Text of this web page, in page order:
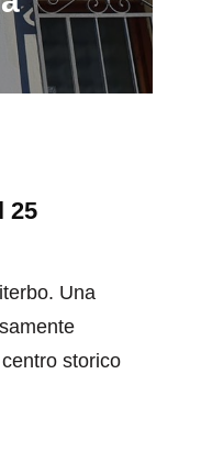
25
Una
storico